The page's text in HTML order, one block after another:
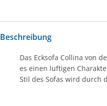
Beschreibung
Das Ecksofa Collina von
es einen luftigen
Stil des Sofas wird durch